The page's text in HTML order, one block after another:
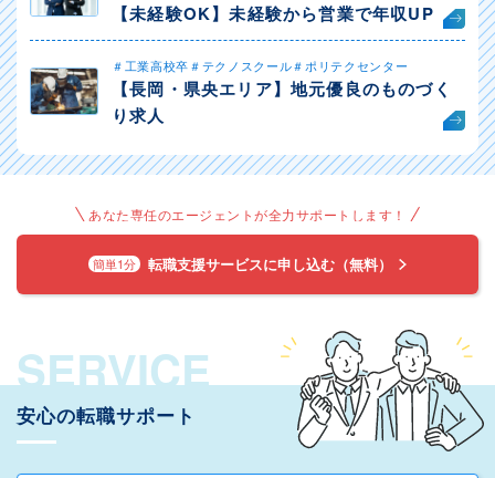
【未経験OK】未経験から営業で年収UP
＃工業高校卒＃テクノスクール＃ポリテクセンター
【長岡・県央エリア】地元優良のものづく
り求人
あなた専任のエージェントが全力サポートします！
簡単1分 転職支援サービスに申し込む（無料）
SERVICE
安心の転職サポート